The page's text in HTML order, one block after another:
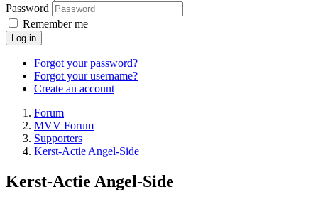
Password
Remember me
Log in
Forgot your password?
Forgot your username?
Create an account
Forum
MVV Forum
Supporters
Kerst-Actie Angel-Side
Kerst-Actie Angel-Side